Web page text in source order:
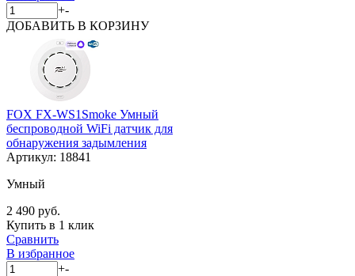
+-
ДОБАВИТЬ В КОРЗИНУ
FOX FX-WS1Smoke Умный
беспроводной WiFi датчик для
обнаружения задымления
Артикул: 18841
Умный
2 490 руб.
Купить в 1 клик
Сравнить
В избранное
+-